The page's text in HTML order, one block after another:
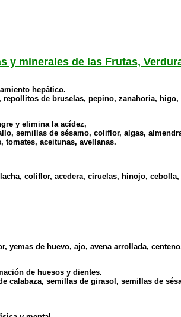
y minerales de las Frutas,
hepático.
de bruselas, pepino, zanahoria,
y elimina la acídez,
semillas de sésamo, coliflor, algas,
tomates, aceitunas, avellanas.
coliflor, acedera, ciruelas, hinojo, cebolla,
de huevo, ajo, avena arrollada,
de huesos y dientes.
semillas de girasol, semillas de